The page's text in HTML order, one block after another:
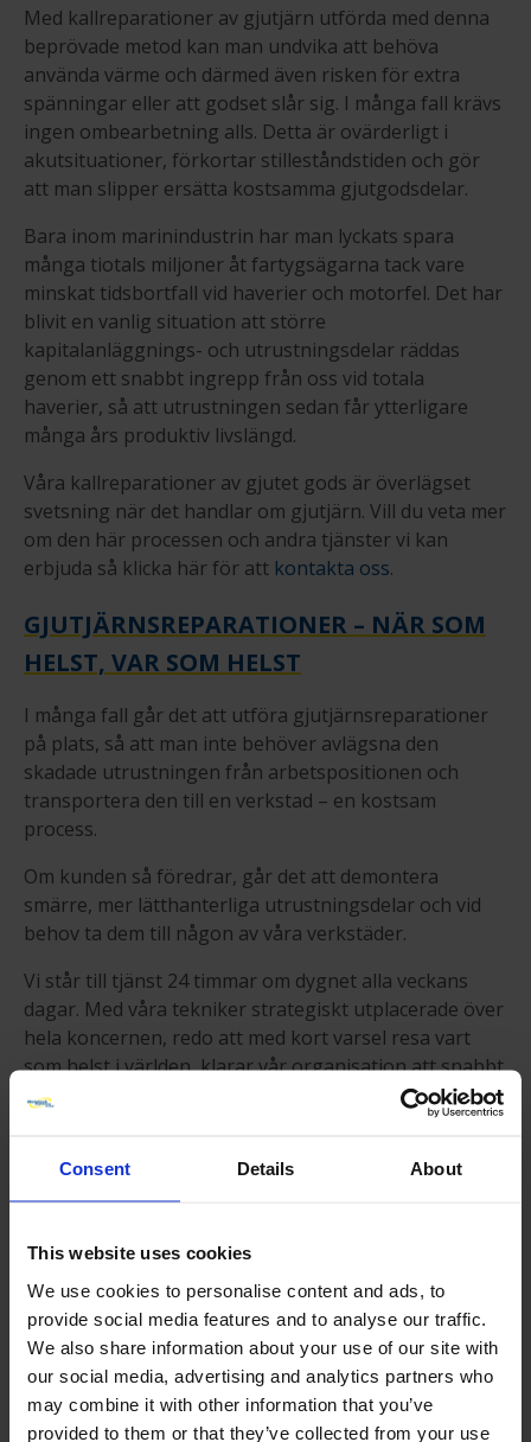
Consent Details About
This website uses cookies
We use cookies to personalise content and ads, to
provide social media features and to analyse our traffic.
We also share information about your use of our site with
our social media, advertising and analytics partners who
may combine it with other information that you’ve
provided to them or that they’ve collected from your use
Med kallreparationer av gjutjärn utförda med denna
beprövade metod kan man undvika att behöva
använda värme och därmed även risken för extra
spänningar eller att godset slår sig. I många fall krävs
ingen ombearbetning alls. Detta är ovärderligt i
akutsituationer, förkortar stilleståndstiden och gör
att man slipper ersätta kostsamma gjutgodsdelar.
Bara inom marinindustrin har man lyckats spara
många tiotals miljoner åt fartygsägarna tack vare
minskat tidsbortfall vid haverier och motorfel. Det har
blivit en vanlig situation att större
kapitalanläggnings- och utrustningsdelar räddas
genom ett snabbt ingrepp från oss vid totala
haverier, så att utrustningen sedan får ytterligare
många års produktiv livslängd.
Våra kallreparationer av gjutet gods är överlägset
svetsning när det handlar om gjutjärn. Vill du veta mer
om den här processen och andra tjänster vi kan
erbjuda så klicka här för att kontakta oss.
GJUTJÄRNSREPARATIONER – NÄR SOM
HELST, VAR SOM HELST
I många fall går det att utföra gjutjärnsreparationer
på plats, så att man inte behöver avlägsna den
skadade utrustningen från arbetspositionen och
transportera den till en verkstad – en kostsam
process.
Om kunden så föredrar, går det att demontera
smärre, mer lätthanterliga utrustningsdelar och vid
behov ta dem till någon av våra verkstäder.
Vi står till tjänst 24 timmar om dygnet alla veckans
dagar. Med våra tekniker strategiskt utplacerade över
hela koncernen, redo att med kort varsel resa vart
som helst i världen, klarar vår organisation att snabbt
ta itu med akuta haverier 365 dagar om året.
fältet och vilka krav som ställs på dem att uppfylla
programmets mål.
VÅRT FÖRETAG
Metalock Engineering är en koncern inom
området maskintekniska tjänster och vi erbjuder
ett sortiment med specialtjänster för industrin
över hela världen. Utöver reparationer av